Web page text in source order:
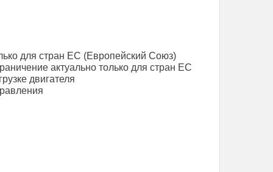
для стран ЕС (Европейский Союз)
актуально только для стран ЕС
двигателя